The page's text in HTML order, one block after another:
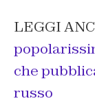
LEGGI
che
russo